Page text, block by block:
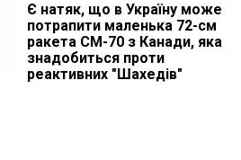
Є натяк, що в Україну може
потрапити маленька 72-см
ракета CM-70 з Канади, яка
знадобиться проти
реактивних "Шахедів"